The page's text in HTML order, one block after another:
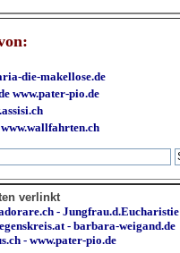
die-makellose.de
www.pater-pio.de
www.wallfahrten.ch
verlinkt
-Jungfrau.d.Eucharistie
-barbara-weigand.de
- www.pater-pio.de